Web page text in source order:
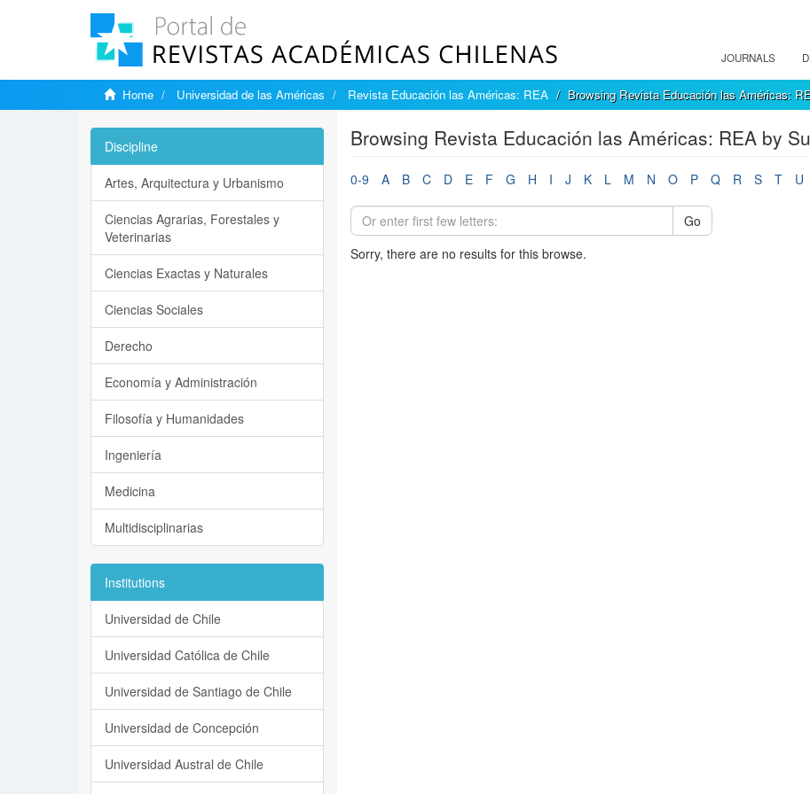
JOURNALS
Home Universidad de las Américas Revista Educación las Américas: REA Browsing Revista Educación las Américas:
Browsing Revista Educación las Américas: REA by
0-9 A B C D E F G H I J K L M N O P Q R S T U
Go
Sorry, there are no results for this browse.
Discipline
Artes, Arquitectura y Urbanismo
Ciencias Agrarias, Forestales y
Veterinarias
Ciencias Exactas y Naturales
Ciencias Sociales
Derecho
Economía y Administración
Filosofía y Humanidades
Ingeniería
Medicina
Multidisciplinarias
Institutions
Universidad de Chile
Universidad Católica de Chile
Universidad de Santiago de Chile
Universidad de Concepción
Universidad Austral de Chile